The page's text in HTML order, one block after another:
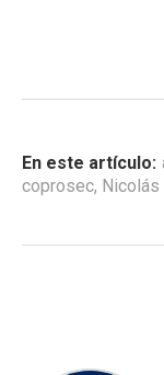
En este artículo:
coprosec, Nicolás